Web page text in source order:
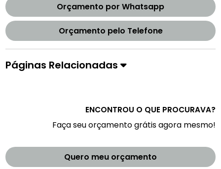
Orçamento por Whatsapp
Orçamento pelo Telefone
Páginas Relacionadas
ENCONTROU O QUE PROCURAVA?
Faça seu orçamento grátis agora mesmo!
Quero meu orçamento